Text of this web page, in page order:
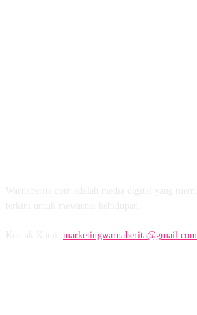
marketingwarnaberita@gmail.com